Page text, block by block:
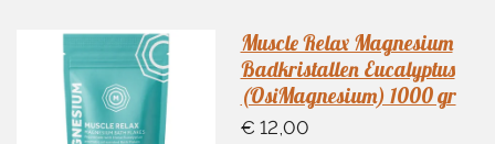
Muscle Relax Magnesium
Badkristallen Eucalyptus
(OsiMagnesium) 1000 gr
€ 12,00